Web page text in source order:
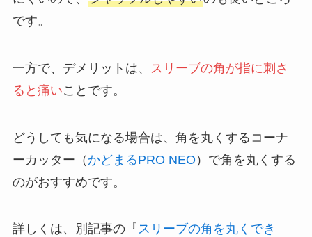
です。
一方で、デメリットは、
スリーブの角が指に刺さ
ると痛いことです。
どうしても気になる場合は、角を丸くするコーナ
ーカッター（かどまるPRO NEO ）で角を丸くする
のがおすすめです。
詳しくは、別記事の『スリーブの角を丸くでき